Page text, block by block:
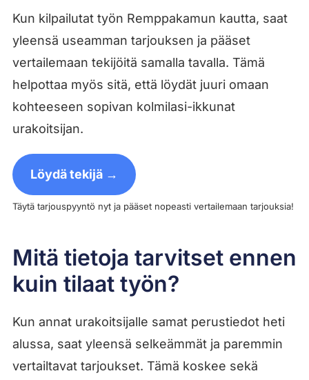
Kun kilpailutat työn Remppakamun kautta, saat
yleensä useamman tarjouksen ja pääset
vertailemaan tekijöitä samalla tavalla. Tämä
helpottaa myös sitä, että löydät juuri omaan
kohteeseen sopivan kolmilasi-ikkunat
urakoitsijan.
Löydä tekijä →
Täytä tarjouspyyntö nyt ja pääset nopeasti vertailemaan tarjouksia!
Mitä tietoja tarvitset ennen
kuin tilaat työn?
Kun annat urakoitsijalle samat perustiedot heti
alussa, saat yleensä selkeämmät ja paremmin
vertailtavat tarjoukset. Tämä koskee sekä